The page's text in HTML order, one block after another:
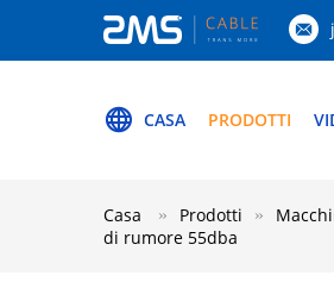
CASA PRODOTTI
Casa Prodotti
di rumore 55dba